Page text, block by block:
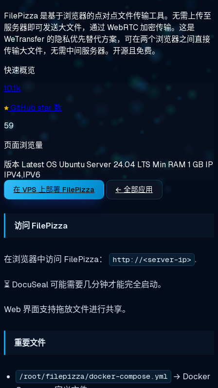
FilePizza 是基于浏览器的点对点文件传输工具。无需上传至
服务器即可发送大文件，通过 WebRTC 加密传输。这是
WeTransfer 的隐私优先替代方案，可在两个浏览器之间直接
传输大文件，无需中间服务器。开源且免费。
快速概览
10.1k
GitHub star 数
59
页面浏览量
版本 LatestOS Ubuntu Server 24.04 LTS Min RAM 1 GB IP
IPV4,IPV6
在 VPS 上部署 FilePizza ← 全部应用
访问 FilePizza
在浏览器中访问 FilePizza： http://<server-ip> .
⏳ DocuSeal 可能需要几分钟才能完全启动。
Web 界面支持拖放文件进行共享。
重要文件
/root/filepizza/docker-compose.yml
→ Docker